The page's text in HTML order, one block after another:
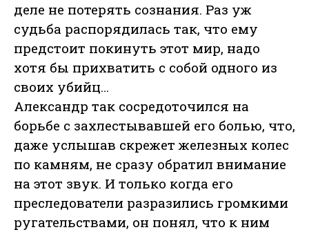
деле не потерять сознания. Раз уж
судьба распорядилась так, что ему
предстоит покинуть этот мир, надо
хотя бы прихватить с собой одного из
своих убийц…
Александр так сосредоточился на
борьбе с захлестывавшей его болью, что,
даже услышав скрежет железных колес
по камням, не сразу обратил внимание
на этот звук. И только когда его
преследователи разразились громкими
ругательствами, он понял, что к ним